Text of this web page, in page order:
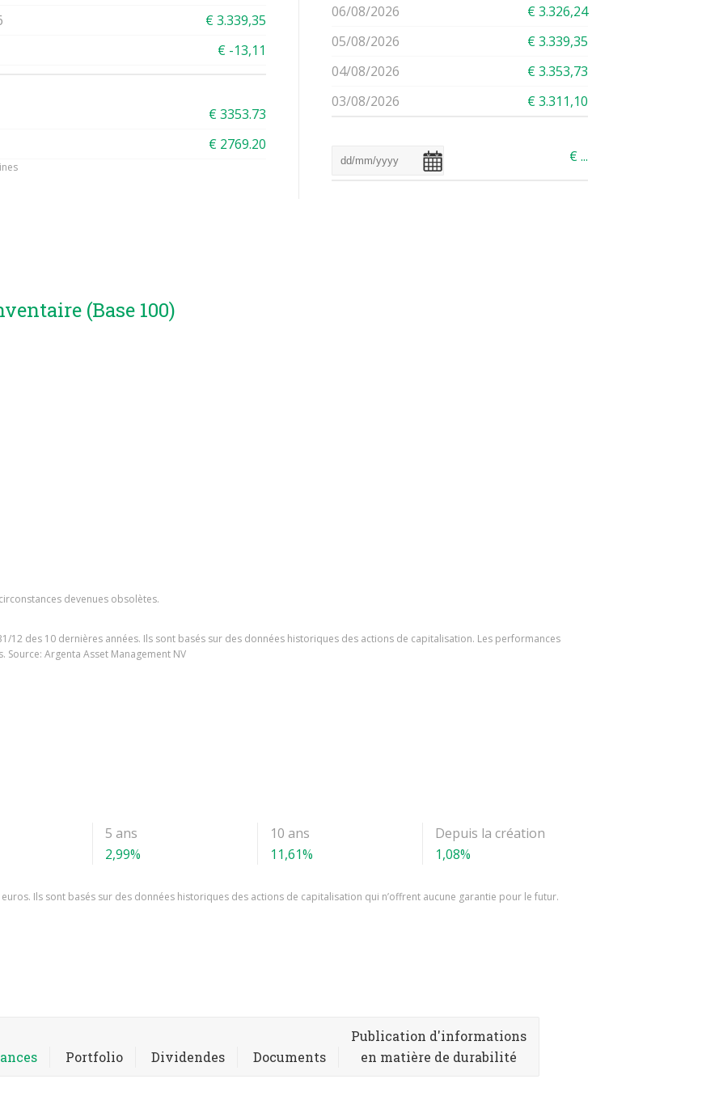
€ 3.339,35
€ -13,11
€ 3353.73
€ 2769.20
06/08/2026
€ 3.326,24
05/08/2026
€ 3.339,35
04/08/2026
€ 3.353,73
03/08/2026
€ 3.311,10
€...
(Base 100)
devenues obsolètes.
12 des 10 dernières années. Ils sont basés sur des données historiques des actions de capitalisation. Les performances
Argenta Asset Management NV
5 ans
2,99%
10 ans
11,61%
Depuis la création
1,08%
Ils sont basés sur des données historiques des actions de capitalisation qui n’offrent aucune garantie pour le futur.
Portfolio Dividendes Documents
Publication d'informations
en matière de durabilité